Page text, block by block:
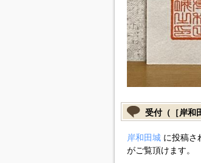
受付（［岸和
岸和田城に投稿さ
がご覧頂けます。